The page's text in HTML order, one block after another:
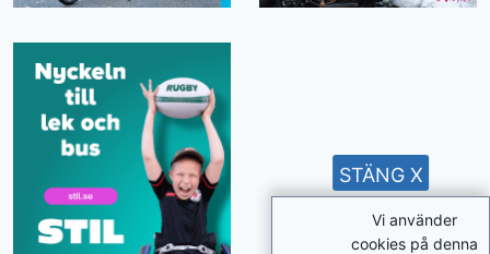
Vi använder
cookies på denna
STÄNG X